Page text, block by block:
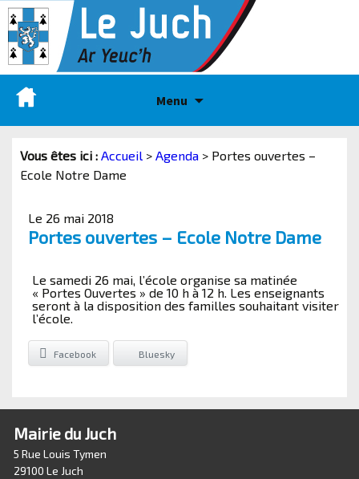
Menu
Vous êtes ici : Accueil > Agenda > Portes ouvertes –
Ecole Notre Dame
Le 26 mai 2018
Portes ouvertes – Ecole Notre Dame
Le samedi 26 mai, l’école organise sa matinée
« Portes Ouvertes » de 10 h à 12 h. Les enseignants
seront à la disposition des familles souhaitant visiter
l’école.
Facebook Bluesky
Mairie du Juch
5 Rue Louis Tymen
29100 Le Juch